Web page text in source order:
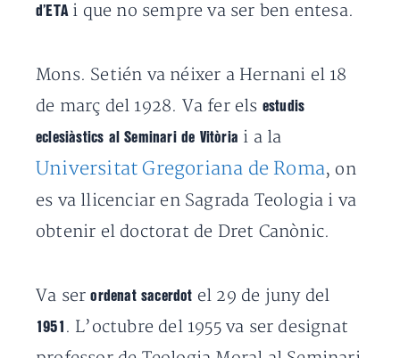
d’ETA i que no sempre va ser ben entesa.
Mons. Setién va néixer a Hernani el 18
de març del 1928. Va fer els estudis
eclesiàstics al Seminari de Vitòria i a la
Universitat Gregoriana de Roma, on
es va llicenciar en Sagrada Teologia i va
obtenir el doctorat de Dret Canònic.
Va serordenat sacerdot el 29 de juny del
1951 . L’octubre del 1955 va ser designat